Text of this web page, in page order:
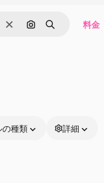
消去 画像で検索
検索 料金
の種類 詳細